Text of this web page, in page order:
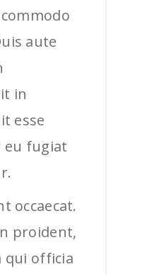
aute
in
esse
eu fugiat
occaecat.
proident,
qui officia